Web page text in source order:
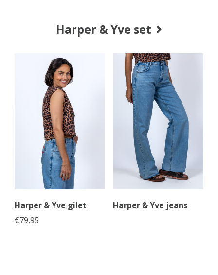
Harper & Yve set
Harper & Yve gilet
€79,95
Harper & Yve jeans